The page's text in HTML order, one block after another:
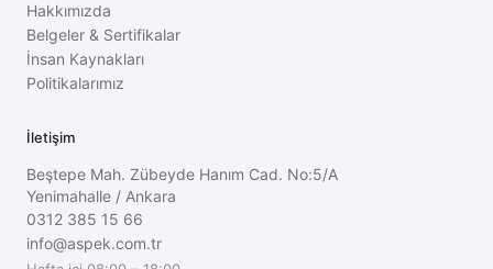
Hakkımızda
Belgeler & Sertifikalar
İnsan Kaynakları
Politikalarımız
İletişim
Beştepe Mah. Zübeyde Hanım Cad. No:5/A
Yenimahalle / Ankara
0312 385 15 66
info@aspek.com.tr